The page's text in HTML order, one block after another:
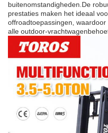
buitenomstandigheden.De
prestaties maken het ideaal
offroadtoepassingen,
alle outdoor-